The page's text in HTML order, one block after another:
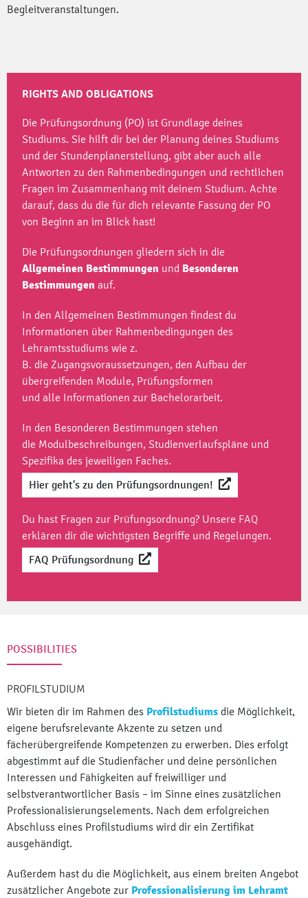
Begleitveranstaltungen.
RIGHTS AND OBLIGATIONS
Die Prüfungsordnung (PO) ist Grundlage deines
Studiums. Sie hilft dir bei der Planung deines Studiums
und der Stundenplanerstellung, gibt aber auch alle
Antworten zu den Rahmenbedingungen und rechtlichen
Fragen im Zusammenhang mit deinem Studium. Achte
darauf, dass du die für dich relevante Fassung der PO
von Beginn an im Blick hast!
Die Prüfungsordnungen gliedern sich in die
Allgemeinen Bestimmungen und Besonderen
Bestimmungen auf.
In den Allgemeinen Bestimmungen findest du
Informationen über Rahmenbedingungen des
Lehramtsstudiums wie z.
B. die Zugangsvoraussetzungen, den Aufbau der
übergreifenden Module, Prüfungsformen
und alle Informationen zur Bachelorarbeit.
In den Besonderen Bestimmungen stehen
die Modulbeschreibungen, Studienverlaufspläne und
Spezifika des jeweiligen Faches.
Hier geht's zu den Prüfungsordnungen!
Du hast Fragen zur Prüfungsordnung? Unsere FAQ
erklären dir die wichtigsten Begriffe und Regelungen.
FAQ Prüfungsordnung
POSSIBILITIES
PROFILSTUDIUM
Wir bieten dir im Rahmen des Profilstudiums die Möglichkeit,
eigene berufsrelevante Akzente zu setzen und
fächerübergreifende Kompetenzen zu erwerben. Dies erfolgt
abgestimmt auf die Studienfächer und deine persönlichen
Interessen und Fähigkeiten auf freiwilliger und
selbstverantwortlicher Basis – im Sinne eines zusätzlichen
Professionalisierungselements. Nach dem erfolgreichen
Abschluss eines Profilstudiums wird dir ein Zertifikat
ausgehändigt.
Außerdem hast du die Möglichkeit, aus einem breiten Angebot
zusätzlicher Angebote zur Professionalisierung im Lehramt